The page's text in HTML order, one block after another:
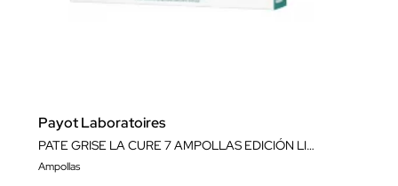
Payot Laboratoires
PATE GRISE LA CURE 7 AMPOLLAS EDICIÓN LIMITADA
Ampollas